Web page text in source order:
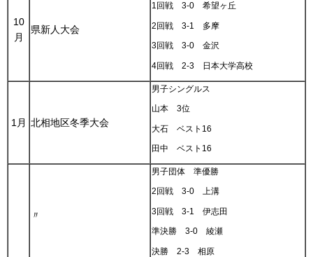
10
月
県新人大会
1回戦 3-0 希望ヶ丘
2回戦 3-1 多摩
3回戦 3-0 金沢
4回戦 2-3 日本大学高校
1月 北相地区冬季大会
男子シングルス
山本 3位
大石 ベスト16
田中 ベスト16
〃
男子団体 準優勝
2回戦 3-0 上溝
3回戦 3-1 伊志田
準決勝 3-0 綾瀬
決勝 2-3 相原